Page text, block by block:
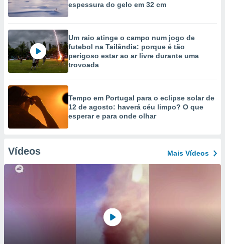
espessura do gelo em 32 cm
Um raio atinge o campo num jogo de
futebol na Tailândia: porque é tão
perigoso estar ao ar livre durante uma
trovoada
Tempo em Portugal para o eclipse solar de
12 de agosto: haverá céu limpo? O que
esperar e para onde olhar
Vídeos Mais Vídeos